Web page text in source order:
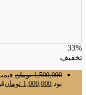
33%
تخفیف
1,500,000 تومان
بود.1,000,000 تومان